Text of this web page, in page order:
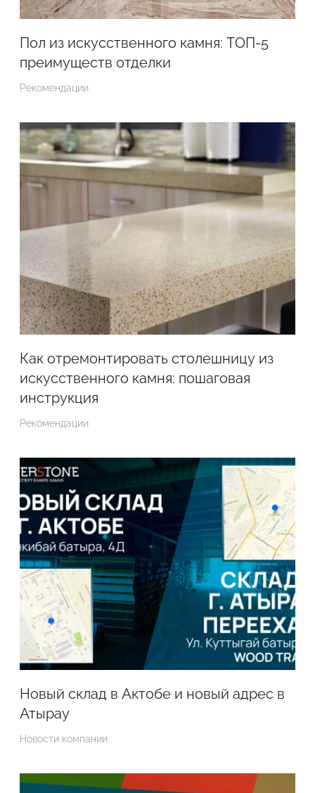
Пол из искусственного камня: ТОП-5
преимуществ отделки
Рекомендации
Как отремонтировать столешницу из
искусственного камня: пошаговая
инструкция
Рекомендации
Новый склад в Актобе и новый адрес в
Атырау
Новости компании